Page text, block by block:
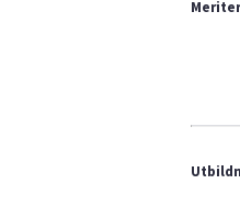
Meriter